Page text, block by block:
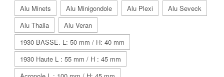
Alu Minets
Alu Minigondole Alu Plexi
Alu Seveck
Alu Thalia
Alu Veran
1930 BASSE. L: 50 mm / H: 40 mm
1930 Haute L : 55 mm / H : 45 mm